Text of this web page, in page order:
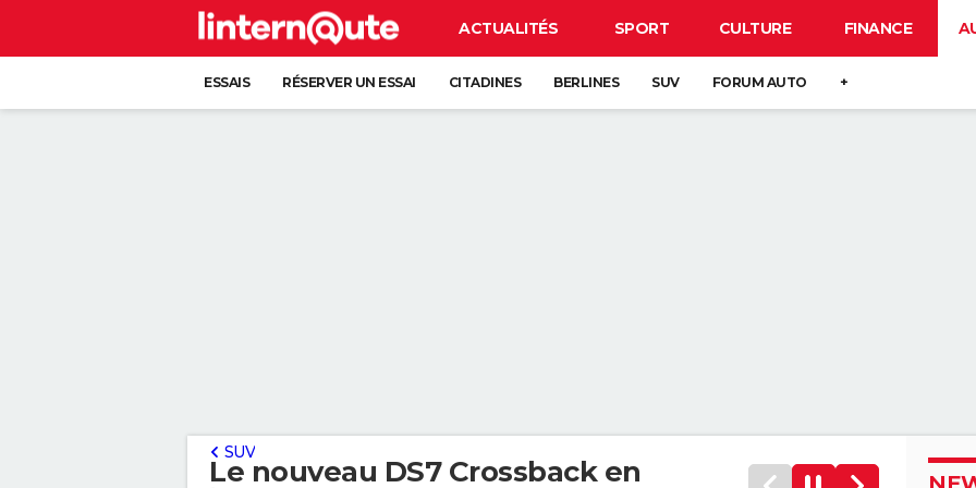
ACTUALITÉS SPORT CULTURE FINANCE
ESSAIS RÉSERVER UN ESSAI CITADINES BERLINES SUV FORUM AUTO +
Le nouveau DS7 Crossback en
SUV